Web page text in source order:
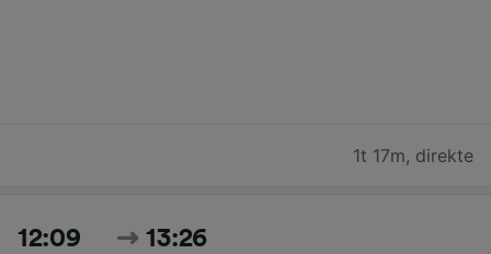
1t 17m, direkte
12:09 13:26